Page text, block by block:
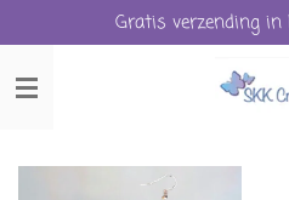
direct
naar
de
Gratis verzending in